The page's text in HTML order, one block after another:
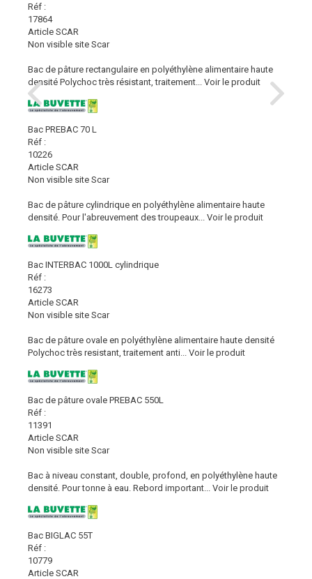
Réf :
17864
Article SCAR
Non visible site Scar
Bac de pâture rectangulaire en polyéthylène alimentaire haute
densité Polychoc très résistant, traitement...
Voir le produit
Bac PREBAC 70 L
Réf :
10226
Article SCAR
Non visible site Scar
Bac de pâture cylindrique en polyéthylène alimentaire haute
densité. Pour l'abreuvement des troupeaux...
Voir le produit
Bac INTERBAC 1000L cylindrique
Réf :
16273
Article SCAR
Non visible site Scar
Bac de pâture ovale en polyéthylène alimentaire haute densité
Polychoc très resistant, traitement anti...
Voir le produit
Bac de pâture ovale PREBAC 550L
Réf :
11391
Article SCAR
Non visible site Scar
Bac à niveau constant, double, profond, en polyéthylène haute
densité. Pour tonne à eau. Rebord important...
Voir le produit
Bac BIGLAC 55T
Réf :
10779
Article SCAR